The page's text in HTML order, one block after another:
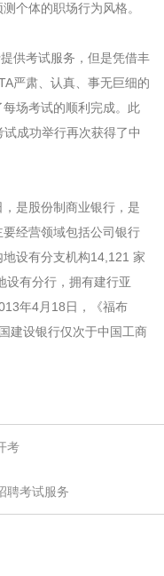
个体的职场行为风格。
供考试服务，但是凭借丰
严肃、认真、事无巨细的
场考试的顺利完成。此
成功举行再次获得了中
是股份制商业银行，是
经营领域包括公司银行
设有分支机构14,121 家
设有分行，拥有建行亚
年4月18日，《福布
建设银行仅次于中国工商
考
聘考试服务